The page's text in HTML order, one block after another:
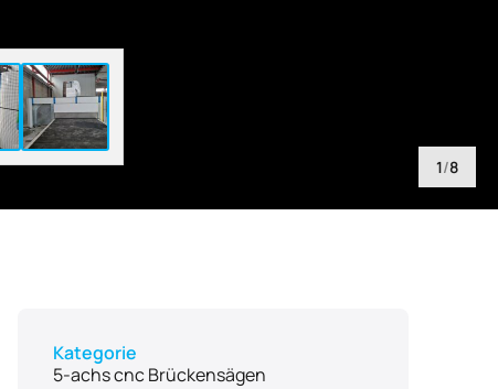
1/8
Kategorie
5-achs cnc Brückensägen